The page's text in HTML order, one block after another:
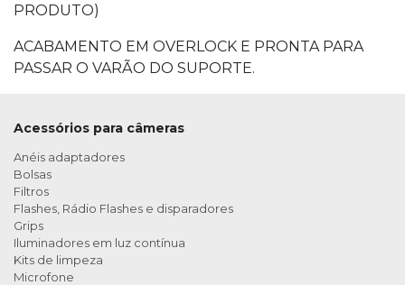
PRODUTO)
ACABAMENTO EM OVERLOCK E PRONTA PARA
PASSAR O VARÃO DO SUPORTE.
Acessórios para câmeras
Anéis adaptadores
Bolsas
Filtros
Flashes, Rádio Flashes e disparadores
Grips
Iluminadores em luz contínua
Kits de limpeza
Microfone